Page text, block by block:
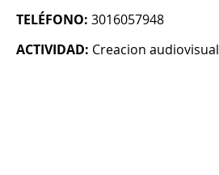
TELÉFONO: 3016057948
ACTIVIDAD: Creacion audiovisual